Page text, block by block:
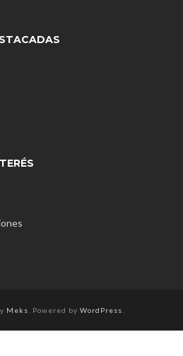
Meks . Powered by WordPress